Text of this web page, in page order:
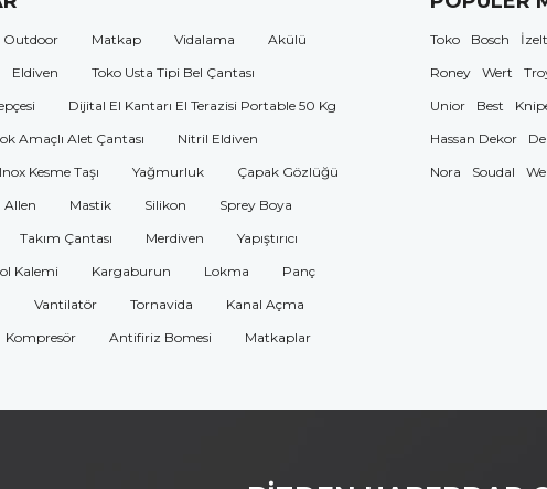
Outdoor Matkap Vidalama
Akülü
Eldiven
Toko Usta Tipi Bel Çantası
Dijital El Kantarı El Terazisi Portable 50 Kg
Amaçlı Alet Çantası
Nitril Eldiven
Inox Kesme Taşı Yağmurluk
Çapak Gözlüğü
Allen Mastik Silikon
Sprey Boya
Takım Çantası Merdiven
Yapıştırıcı
Kalemi Kargaburun Lokma
Panç
Vantilatör Tornavida
Kanal Açma
Kompresör Antifiriz Bomesi Matkaplar
Toko Bosch
Roney
Wert
Unior
Best
Hassan Dekor
Nora
Soudal